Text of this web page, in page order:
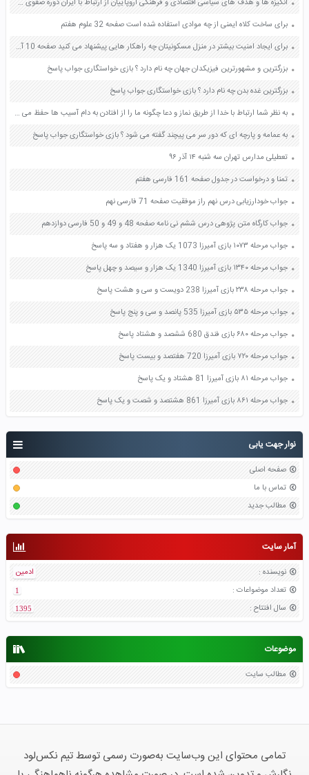
نوار جهت یابی
صفحه اصلی
تماس با ما
مطالب جدید
آمار سایت
نویسنده :
ادمین
تعداد موضواعات :
1
سال افتتاح :
1395
موضوعات
مطالب سایت
برای ساخت کلاه ایمنی از چه موادی استفاده شده است صفحه 32 علوم هفتم
برای ایجاد امنیت بیشتر در منزل مسکونیتان چه راهکار هایی پیشنهاد می کنید صفحه 10 آمادگی دفاعی نهم
بزرگترین و مشهورترین فیزیکدان جهان چه نام دارد ؟ بازی خواستگاری جواب پاسخ
بزرگترین غده بدن چه نام دارد ؟ بازی خواستگاری جواب پاسخ
به نظر شما ارتباط با خدا از طریق نماز و دعا چگونه ما را از افتادن به دام آسیب ها حفظ می کند صفحه 30 مطالعات اجتماعی هشتم
به عمامه و پارچه ای که دور سر می پیچند گفته می شود ؟ بازی خواستگاری جواب پاسخ
تعطیلی مدارس تهران سه شنبه ۱۴ آذر ۹۶
تمنا و درخواست در جدول صفحه 161 فارسی هفتم
جواب خودارزیابی درس نهم راز موفقیت صفحه 71 فارسی نهم
جواب کارگاه متن پژوهی درس ششم نی نامه صفحه 48 و 49 و 50 فارسی دوازدهم
جواب مرحله ۱۰۷۳ بازی آمیرزا 1073 یک هزار و هفتاد و سه پاسخ
جواب مرحله ۱۳۴۰ بازی آمیرزا 1340 یک هزار و سیصد و چهل پاسخ
جواب مرحله ۲۳۸ بازی آمیرزا 238 دویست و سی و هشت پاسخ
جواب مرحله ۵۳۵ بازی آمیرزا 535 پانصد و سی و پنج پاسخ
جواب مرحله ۶۸۰ بازی فندق 680 ششصد و هشتاد پاسخ
جواب مرحله ۷۲۰ بازی آمیرزا 720 هفتصد و بیست پاسخ
جواب مرحله ۸۱ بازی آمیرزا 81 هشتاد و یک پاسخ
جواب مرحله ۸۶۱ بازی آمیرزا 861 هشتصد و شصت و یک پاسخ
تمامی محتوای این وب‌سایت به‌صورت رسمی توسط تیم نکس‌لود